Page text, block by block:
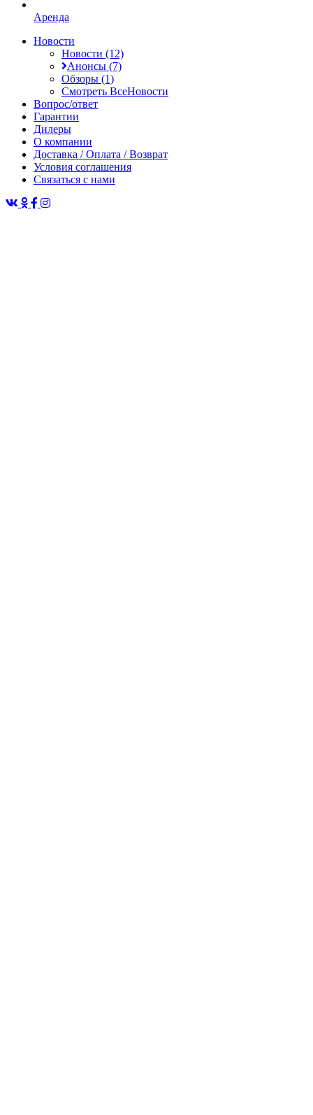
Аренда
Новости
Новости (12)
Анонсы (7)
Обзоры (1)
Смотреть ВсеНовости
Вопрос/ответ
Гарантии
Дилеры
О компании
Доставка / Оплата / Возврат
Условия соглашения
Связаться с нами